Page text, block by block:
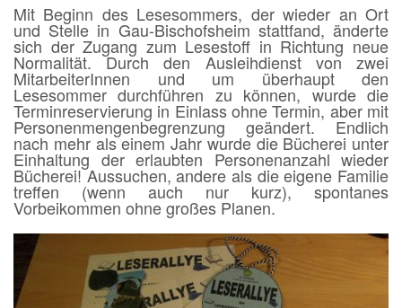
Mit Beginn des Lesesommers, der wieder an Ort
und Stelle in Gau-Bischofsheim stattfand, änderte
sich der Zugang zum Lesestoff in Richtung neue
Normalität. Durch den Ausleihdienst von zwei
MitarbeiterInnen und um überhaupt den
Lesesommer durchführen zu können, wurde die
Terminreservierung in Einlass ohne Termin, aber mit
Personenmengenbegrenzung geändert. Endlich
nach mehr als einem Jahr wurde die Bücherei unter
Einhaltung der erlaubten Personenanzahl wieder
Bücherei! Aussuchen, andere als die eigene Familie
treffen (wenn auch nur kurz), spontanes
Vorbeikommen ohne großes Planen.